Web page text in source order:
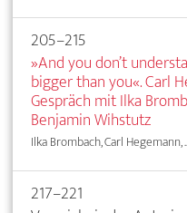
205–215
»And you don’t
bigger than you«. Carl
Gespräch mit Ilka
Benjamin Wihstutz
Ilka Brombach, Carl Hegemann,
217–221